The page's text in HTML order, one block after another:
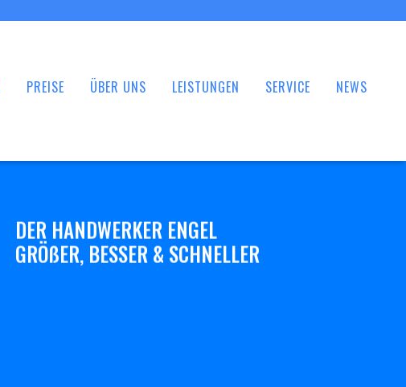
PREISE ÜBER UNS LEISTUNGEN SERVICE NEWS
DER HANDWERKER ENGEL
GRÖßER, BESSER & SCHNELLER